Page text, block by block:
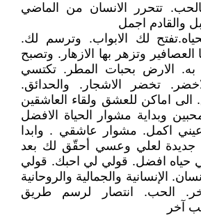
تتحرر الانسان من الماضي
والقادم اجمل
لك الابواب. وترسم لك.
وتزهر بها الازهار. وتصبح
به. الارض بحبات المطر. تكتسي
تخضر الاشجار. والحدائق.
الى اماكن للعشق ولقاء العاشقين
وبداية مشوار الحياة الافضل
اكمل. مشوار عاشقي . وابدا
لعلي وعسي أحقّق لك بعد
حياه افضل. قولي لي احبك. قولي
الإنسانية والجمالية والروحانية
اخر. الحب. انتصار لرسم طريق
آخر